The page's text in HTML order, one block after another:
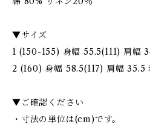
▼サイズ
1 (150-155) 身幅 55.5(111) 肩幅
2 (160) 身幅 58.5(117) 肩幅 35.5
▼ご確認ください
・寸法の単位は(cm)です。